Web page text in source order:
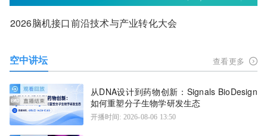
2026脑机接口前沿技术与产业转化大会
空中讲坛 查看更多
从DNA设计到药物创新：Signals BioDesign
如何重塑分子生物学研发生态
开播时间: 2026-08-06 13:50